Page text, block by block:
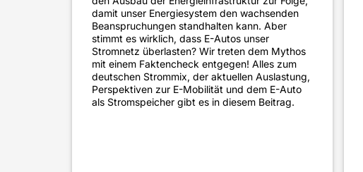
damit unser Energiesystem den wachsenden
Beanspruchungen standhalten kann. Aber
stimmt es wirklich, dass E-Autos unser
Stromnetz überlasten? Wir treten dem Mythos
mit einem Faktencheck entgegen! Alles zum
deutschen Strommix, der aktuellen Auslastung,
Perspektiven zur E-Mobilität und dem E-Auto
als Stromspeicher gibt es in diesem Beitrag.